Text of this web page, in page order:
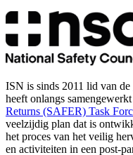
ISN is sinds 2011 lid van de
heeft onlangs
Returns (SAFER) Task
veelzijdig plan dat is
het proces van het veilig
en activiteiten in een post-